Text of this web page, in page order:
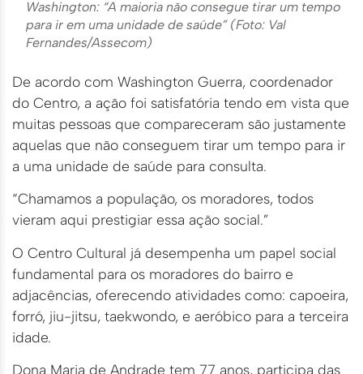
Washington: “A maioria não consegue tirar um tempo
para ir em uma unidade de saúde” (Foto: Val
Fernandes/Assecom)
De acordo com Washington Guerra, coordenador
do Centro, a ação foi satisfatória tendo em vista que
muitas pessoas que compareceram são justamente
aquelas que não conseguem tirar um tempo para ir
a uma unidade de saúde para consulta.
“Chamamos a população, os moradores, todos
vieram aqui prestigiar essa ação social.”
O Centro Cultural já desempenha um papel social
fundamental para os moradores do bairro e
adjacências, oferecendo atividades como: capoeira,
forró, jiu-jitsu, taekwondo, e aeróbico para a terceira
idade.
Dona Maria de Andrade tem 77 anos, participa das